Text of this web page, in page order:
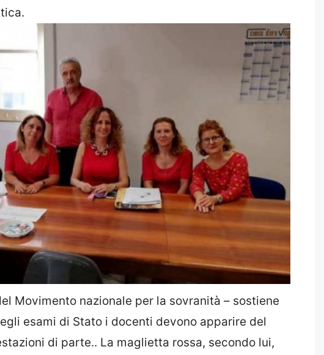
Movimento nazionale per la sovranità – sostiene
esami di Stato i docenti devono apparire del
di parte.. La maglietta rossa, secondo lui,